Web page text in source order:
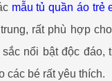
mẫu tủ quần áo trẻ
rất phù hợp
sắc nổi bật độc đáo,
các bé rất yêu thích.